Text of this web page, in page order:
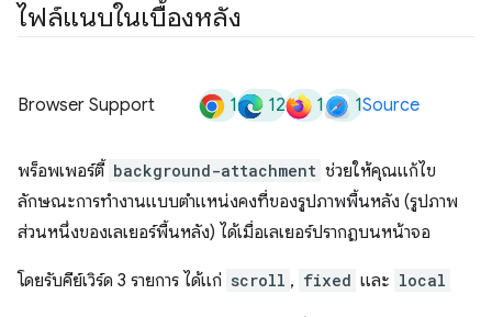
ไฟล์แนบในเบื้องหลัง
Browser Support 1 12 1 1Source
พร็อพเพอร์ตี้ background-attachment ช่วยให้คุณแก้ไข
ลักษณะการทำงานแบบตำแหน่งคงที่ของรูปภาพพื้นหลัง (รูปภาพ
ส่วนหนึ่งของเลเยอร์พื้นหลัง) ได้เมื่อเลเยอร์ปรากฏบนหน้าจอ
โดยรับคีย์เวิร์ด 3 รายการ ได้แก่ scroll , fixed และ local